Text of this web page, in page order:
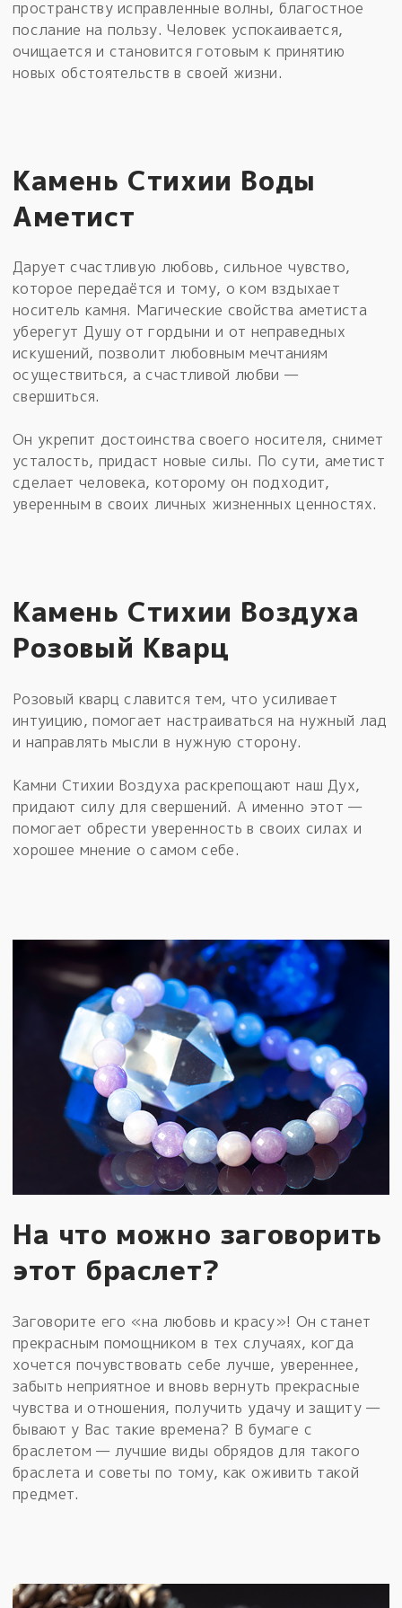
пространству исправленные волны, благостное
послание на пользу. Человек успокаивается,
очищается и становится готовым к принятию
новых обстоятельств в своей жизни.
Камень Стихии Воды
Аметист
Дарует счастливую любовь, сильное чувство,
которое передаётся и тому, о ком вздыхает
носитель камня. Магические свойства аметиста
уберегут Душу от гордыни и от неправедных
искушений, позволит любовным мечтаниям
осуществиться, а счастливой любви —
свершиться.
Он укрепит достоинства своего носителя, снимет
усталость, придаст новые силы. По сути, аметист
сделает человека, которому он подходит,
уверенным в своих личных жизненных ценностях.
Камень Стихии Воздуха
Розовый Кварц
Розовый кварц славится тем, что усиливает
интуицию, помогает настраиваться на нужный лад
и направлять мысли в нужную сторону.
Камни Стихии Воздуха раскрепощают наш Дух,
придают силу для свершений. А именно этот —
помогает обрести уверенность в своих силах и
хорошее мнение о самом себе.
На что можно заговорить
этот браслет?
Заговорите его «на любовь и красу»! Он станет
прекрасным помощником в тех случаях, когда
хочется почувствовать себе лучше, увереннее,
забыть неприятное и вновь вернуть прекрасные
чувства и отношения, получить удачу и защиту —
бывают у Вас такие времена? В бумаге с
браслетом — лучшие виды обрядов для такого
браслета и советы по тому, как оживить такой
предмет.